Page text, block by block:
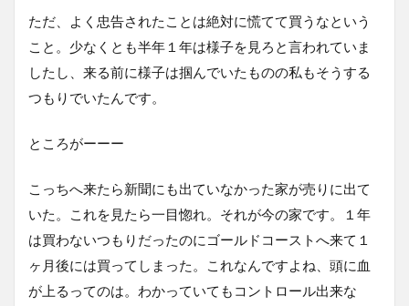
ただ、よく忠告されたことは絶対に慌てて買うなという
こと。少なくとも半年１年は様子を見ろと言われていま
したし、来る前に様子は掴んでいたものの私もそうする
つもりでいたんです。
ところがーーー
こっちへ来たら新聞にも出ていなかった家が売りに出て
いた。これを見たら一目惚れ。それが今の家です。１年
は買わないつもりだったのにゴールドコーストへ来て１
ヶ月後には買ってしまった。これなんですよね、頭に血
が上るってのは。わかっていてもコントロール出来な